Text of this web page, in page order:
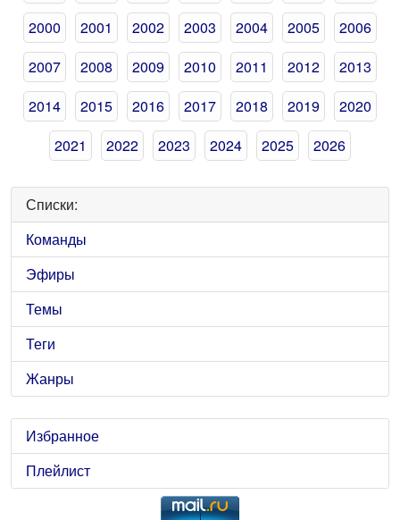
2000
2001 2002 2003 2004 2005
2006
2007
2008 2009 2010 2011 2012
2013
2014
2015 2016 2017 2018 2019
2020
2021
2022 2023 2024 2025 2026
Списки:
Команды
Эфиры
Темы
Теги
Жанры
Избранное
Плейлист